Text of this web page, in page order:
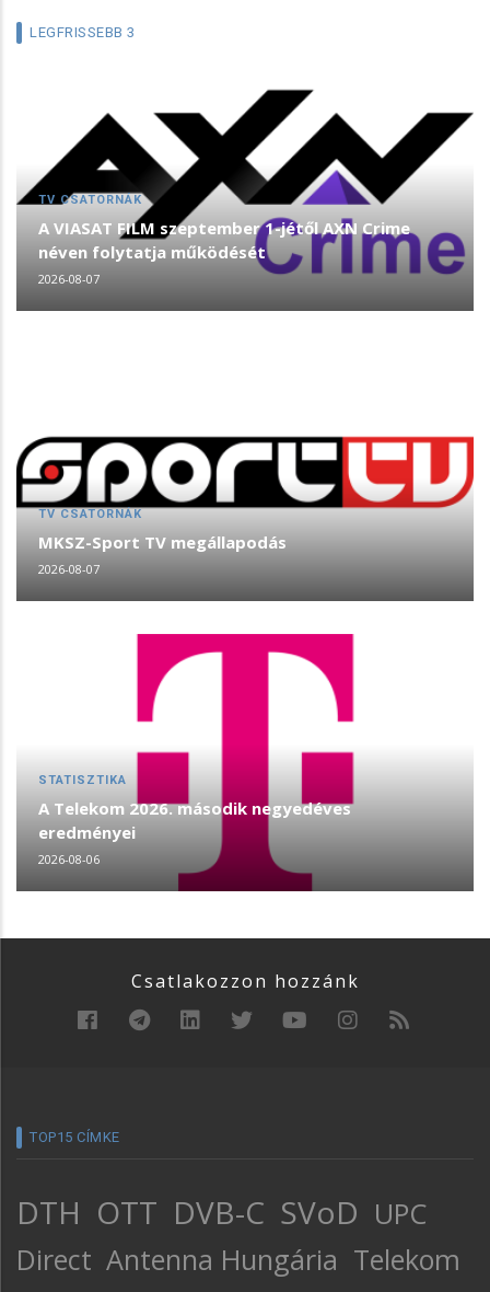
LEGFRISSEBB 3
TV CSATORNÁK
A VIASAT FILM szeptember 1-jétől AXN Crime
néven folytatja működését
2026-08-07
TV CSATORNÁK
MKSZ-Sport TV megállapodás
2026-08-07
STATISZTIKA
A Telekom 2026. második negyedéves
eredményei
2026-08-06
Csatlakozzon hozzánk
TOP15 CÍMKE
DTH OTT DVB-C SVoD UPC
Direct Antenna Hungária Telekom